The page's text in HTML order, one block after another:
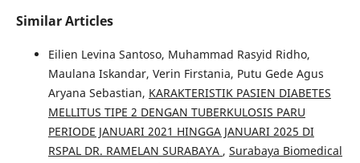
Similar Articles
Eilien Levina Santoso, Muhammad Rasyid Ridho,
Maulana Iskandar, Verin Firstania, Putu Gede Agus
Aryana Sebastian, KARAKTERISTIK PASIEN DIABETES
MELLITUS TIPE 2 DENGAN TUBERKULOSIS PARU
PERIODE JANUARI 2021 HINGGA JANUARI 2025 DI
RSPAL DR. RAMELAN SURABAYA , Surabaya Biomedical